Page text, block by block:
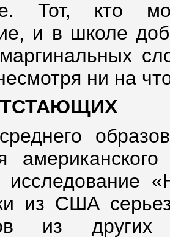
Тот, кто
и в школе
ни на
исследование
из США
из